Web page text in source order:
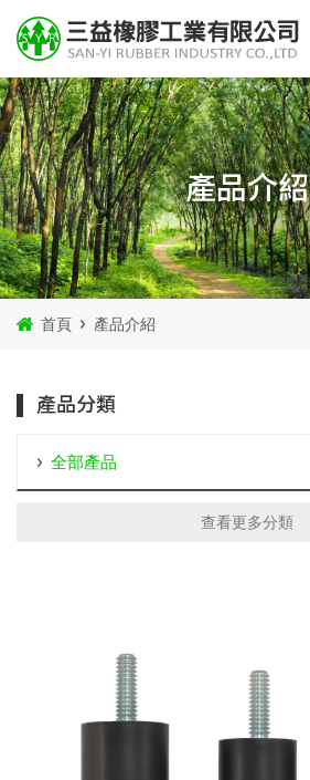
產品介紹
首頁 產品介紹
產品分類
全部產品